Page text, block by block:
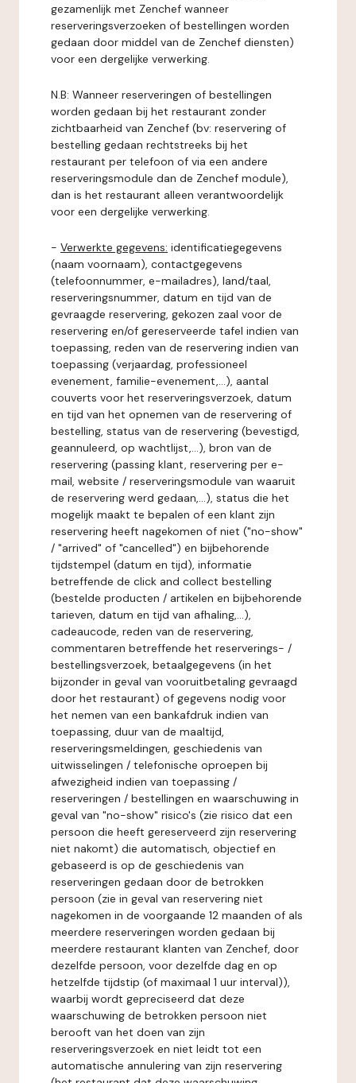
gezamenlijk met Zenchef wanneer
reserveringsverzoeken of bestellingen worden
gedaan door middel van de Zenchef diensten)
voor een dergelijke verwerking.
N.B: Wanneer reserveringen of bestellingen
worden gedaan bij het restaurant zonder
zichtbaarheid van Zenchef (bv: reservering of
bestelling gedaan rechtstreeks bij het
restaurant per telefoon of via een andere
reserveringsmodule dan de Zenchef module),
dan is het restaurant alleen verantwoordelijk
voor een dergelijke verwerking.
- Verwerkte gegevens: identificatiegegevens
(naam voornaam), contactgegevens
(telefoonnummer, e-mailadres), land/taal,
reserveringsnummer, datum en tijd van de
gevraagde reservering, gekozen zaal voor de
reservering en/of gereserveerde tafel indien van
toepassing, reden van de reservering indien van
toepassing (verjaardag, professioneel
evenement, familie-evenement,...), aantal
couverts voor het reserveringsverzoek, datum
en tijd van het opnemen van de reservering of
bestelling, status van de reservering (bevestigd,
geannuleerd, op wachtlijst,...), bron van de
reservering (passing klant, reservering per e-
mail, website / reserveringsmodule van waaruit
de reservering werd gedaan,...), status die het
mogelijk maakt te bepalen of een klant zijn
reservering heeft nagekomen of niet ("no-show"
/ "arrived" of "cancelled") en bijbehorende
tijdstempel (datum en tijd), informatie
betreffende de click and collect bestelling
(bestelde producten / artikelen en bijbehorende
tarieven, datum en tijd van afhaling,...),
cadeaucode, reden van de reservering,
commentaren betreffende het reserverings- /
bestellingsverzoek, betaalgegevens (in het
bijzonder in geval van vooruitbetaling gevraagd
door het restaurant) of gegevens nodig voor
het nemen van een bankafdruk indien van
toepassing, duur van de maaltijd,
reserveringsmeldingen, geschiedenis van
uitwisselingen / telefonische oproepen bij
afwezigheid indien van toepassing /
reserveringen / bestellingen en waarschuwing in
geval van "no-show" risico's (zie risico dat een
persoon die heeft gereserveerd zijn reservering
niet nakomt) die automatisch, objectief en
gebaseerd is op de geschiedenis van
reserveringen gedaan door de betrokken
persoon (zie in geval van reservering niet
nagekomen in de voorgaande 12 maanden of als
meerdere reserveringen worden gedaan bij
meerdere restaurant klanten van Zenchef, door
dezelfde persoon, voor dezelfde dag en op
hetzelfde tijdstip (of maximaal 1 uur interval)),
waarbij wordt gepreciseerd dat deze
waarschuwing de betrokken persoon niet
berooft van het doen van zijn
reserveringsverzoek en niet leidt tot een
automatische annulering van zijn reservering